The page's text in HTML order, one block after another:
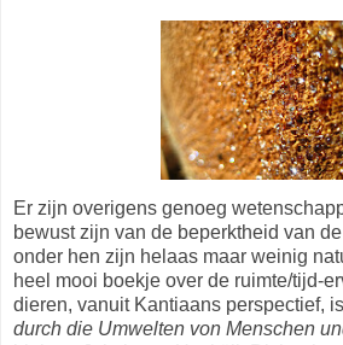
Er zijn overigens genoeg
bewust zijn van de beperktheid van
onder hen zijn helaas maar weinig
heel mooi boekje over de ruimte/tijd-
dieren, vanuit Kantiaans perspectief,
durch die Umwelten von Menschen